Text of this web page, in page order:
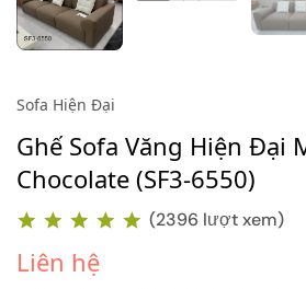
Sofa Hiện Đại
Ghế Sofa Văng Hiện Đại
Chocolate (SF3-6550)
(2396 lượt xem)
Liên hệ